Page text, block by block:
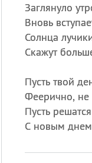
Заглянуло
Вновь
Солнца
Скажут
Пусть твой
Феерично, не
Пусть
С новым